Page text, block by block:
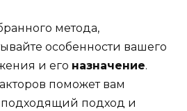
метода,
особенности вашего
и его назначение.
поможет вам
подходящий подход и